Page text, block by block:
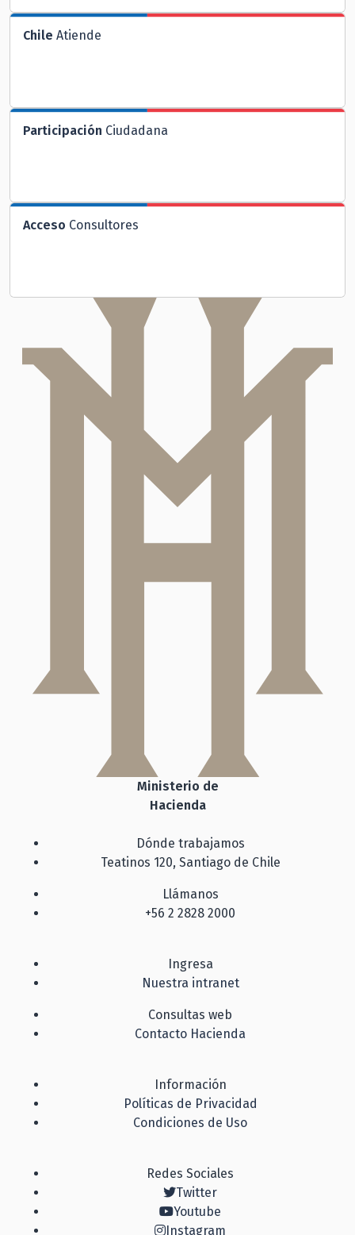
Chile Atiende
Participación Ciudadana
Acceso Consultores
Ministerio de
Hacienda
Dónde trabajamos
Teatinos 120, Santiago de Chile
Llámanos
+56 2 2828 2000
Ingresa
Nuestra intranet
Consultas web
Contacto Hacienda
Información
Políticas de Privacidad
Condiciones de Uso
Redes Sociales
Twitter
Youtube
Instagram